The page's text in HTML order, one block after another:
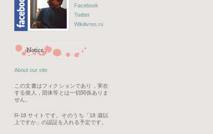
Facebook
Twitter
Wikilivres.ru
Notice
About our site
この文書はフィクションであり，実在
する個人，団体等とは一切関係ありま
せん。
R-18 サイトです。そのうち「18 歳以
上ですか」の認証を入れる予定です。